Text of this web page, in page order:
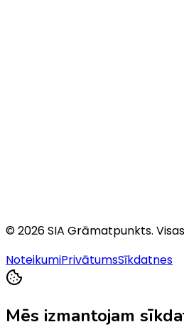
©2026SIA Grāmatpunkts.
NoteikumiPrivātumsSīkdatnes
Mēs izmantojam